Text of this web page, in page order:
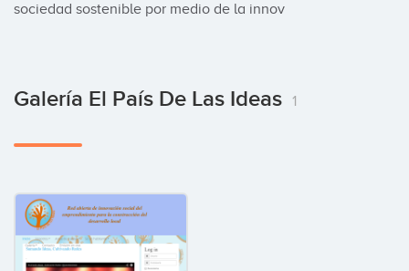
sociedad sostenible por medio de la innov
Galería El País De Las Ideas 1